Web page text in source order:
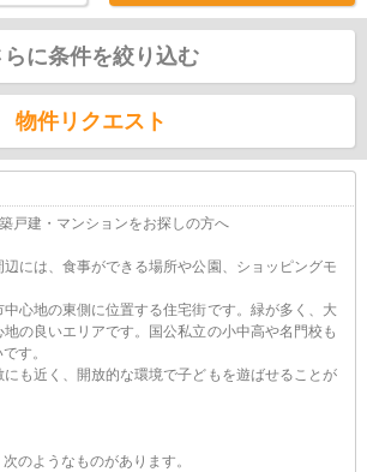
らに条件を絞り込む
物件リクエスト
戸建・マンションをお探しの方へ
には、食事ができる場所や公園、ショッピングモ
心地の東側に位置する住宅街です。緑が多く、大
の良いエリアです。国公私立の小中高や名門校も
す。
にも近く、開放的な環境で子どもを遊ばせることが
のようなものがあります。